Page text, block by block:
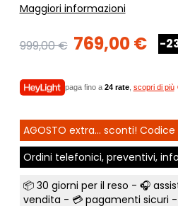
Maggiori informazioni
999,00 € 769,00 € -
paga fino a 24 rate, scopri di più
AGOSTO extra... sconti!
Ordini telefonici, preventivi,
📦 30 giorni per il reso - 🎧
vendita - 💳 pagamenti sicuri